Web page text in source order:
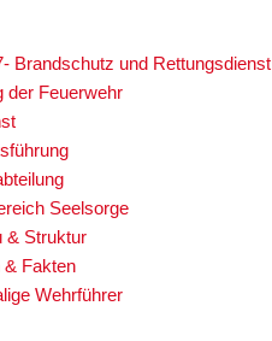
Brandschutz und Rettungsdienst
der Feuerwehr
Seelsorge
& Struktur
& Fakten
Wehrführer